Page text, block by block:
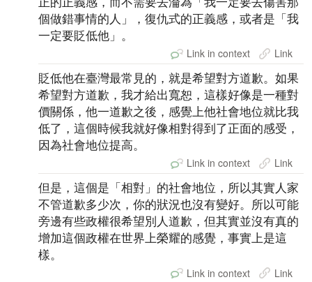
個做錯事情的人」，復仇式的正義感，或者是「我
一定要貶低他」。
Link in context Link
貶低他在臺灣最常見的，就是希望對方道歉。如果
希望對方道歉，我才給出寬恕，這樣好像是一種對
價關係，他一道歉之後，感覺上他社會地位就比我
低了，這個時候我就好像相對得到了正面的感受，
因為社會地位提高。
Link in context Link
但是，這個是「相對」的社會地位，所以其實人家
不管道歉多少次，你的狀況也沒有變好。所以可能
旁邊有些政權很希望別人道歉，但其實並沒有真的
增加這個政權在世界上榮耀的感覺，事實上是這
樣。
Link in context Link